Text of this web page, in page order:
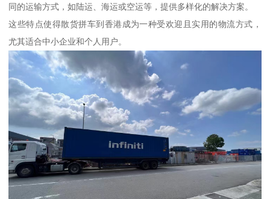
同的运输方式，如陆运、海运或空运等，提供多样化的解决方案。
这些特点使得散货拼车到香港成为一种受欢迎且实用的物流方式，
尤其适合中小企业和个人用户。